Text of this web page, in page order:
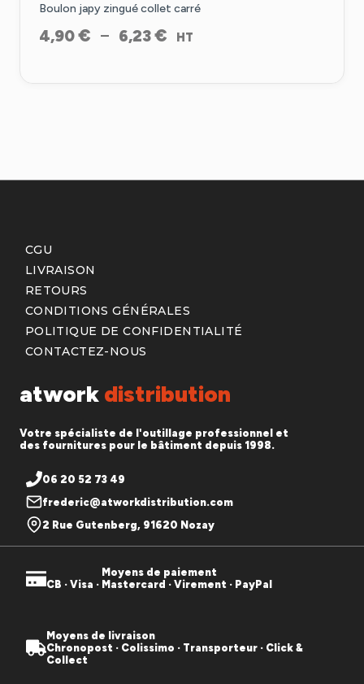
Boulon japy zingué collet carré
4,90€ – 6,23€ Plage
HT
atwork distribution
Votre spécialiste de l'outillage professionnel et
des fournitures pour le bâtiment depuis 1998.
06 20 52 73 49
frederic@atworkdistribution.com
2 Rue Gutenberg, 91620 Nozay
CGU
LIVRAISON
RETOURS
CONDITIONS GÉNÉRALES
POLITIQUE DE CONFIDENTIALITÉ
CONTACTEZ-NOUS
Moyens de paiement
CB · Visa · Mastercard · Virement · PayPal
Moyens de livraison
Chronopost · Colissimo · Transporteur · Click &
Collect